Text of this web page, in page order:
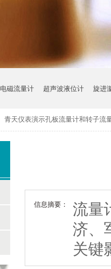
电磁流量计 超声波液位计 旋进
青天仪表演示孔板流量计和转子流
信息摘要：
流量
济、
关键